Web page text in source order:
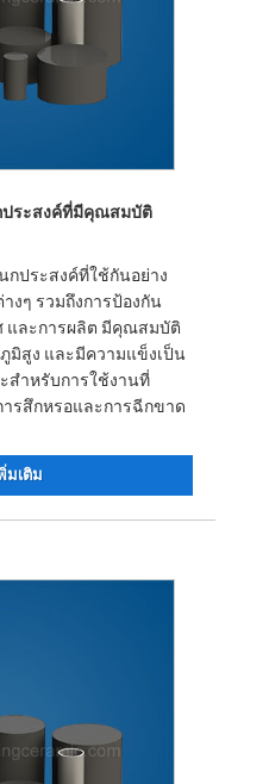
ประสงค์ที่มีคุณสมบัติ
กประสงค์ที่ใช้กันอย่าง
งๆ รวมถึงการป้องกัน
และการผลิต มีคุณสมบัติ
มิสูง และมีความแข็งเป็น
สำหรับการใช้งานที่
รสึกหรอและการฉีกขาด
มเติม